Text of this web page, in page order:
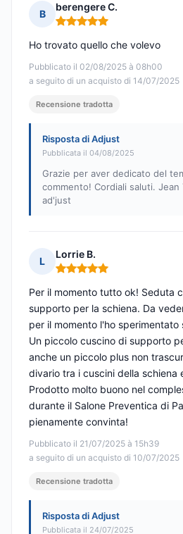
B
berengere C.
Nota: 5 su 5
Pubblicato il 02/08/2025 à 08h00
a seguito di un acquisto di 14/07/2025
Ho trovato quello che volevo
Recensione tradotta
Risposta di Adjust
Pubblicata il 04/08/2025
Grazie per aver dedicato del
commento! Cordiali saluti.
ad'just
L
Lorrie B.
Nota: 5 su 5
Pubblicato il 21/07/2025 à 15h39
a seguito di un acquisto di 10/07/2025
Per il momento tutto ok! Seduta
supporto per la schiena. Da
per il momento l'ho
Un piccolo cuscino di supporto
anche un piccolo plus non
divario tra i cuscini della schiena
Prodotto molto buono nel
durante il Salone Preventica di
pienamente convinta!
Recensione tradotta
Risposta di Adjust
Pubblicata il 24/07/2025